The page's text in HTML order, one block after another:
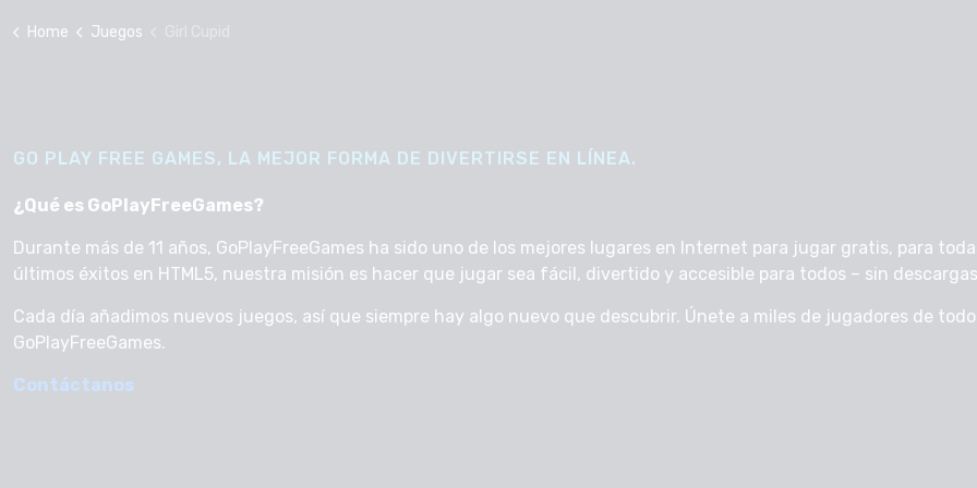
Home Juegos
GO PLAY FREE GAMES, LA MEJOR FORMA DE DIVERTIRSE EN LÍNEA.
¿Qué es GoPlayFreeGames?
Durante más de 11 años, GoPlayFreeGames ha sido uno de los mejores lugares en Internet para jugar gratis, para
últimos éxitos en HTML5, nuestra misión es hacer que jugar sea fácil, divertido y accesible para todos – sin
Cada día añadimos nuevos juegos, así que siempre hay algo nuevo que descubrir. Únete a miles de jugadores de
GoPlayFreeGames.
Contáctanos